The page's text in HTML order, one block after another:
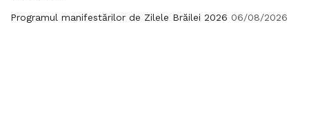
Programul manifestărilor de Zilele Brăilei 2026 06/08/2026